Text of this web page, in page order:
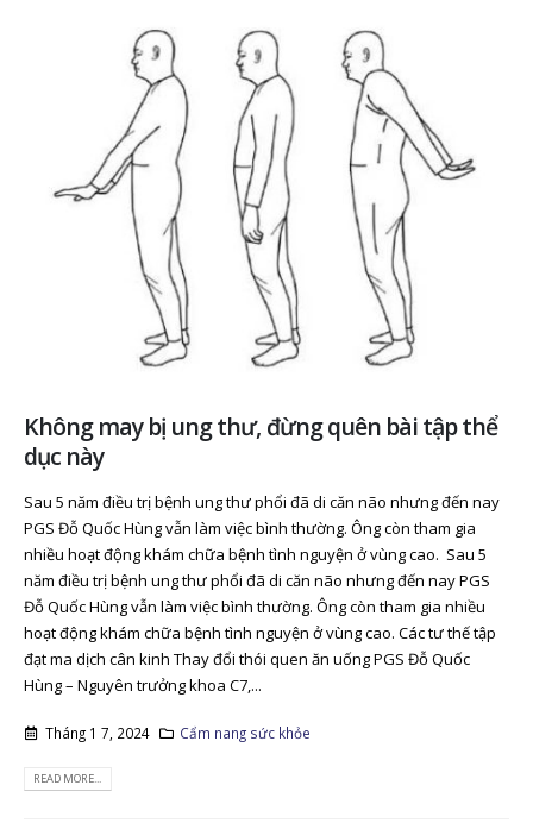
Không may bị ung thư, đừng quên bài tập thể
dục này
Sau 5 năm điều trị bệnh ung thư phổi đã di căn não nhưng đến nay
PGS Đỗ Quốc Hùng vẫn làm việc bình thường. Ông còn tham gia
nhiều hoạt động khám chữa bệnh tình nguyện ở vùng cao. Sau 5
năm điều trị bệnh ung thư phổi đã di căn não nhưng đến nay PGS
Đỗ Quốc Hùng vẫn làm việc bình thường. Ông còn tham gia nhiều
hoạt động khám chữa bệnh tình nguyện ở vùng cao. Các tư thế tập
đạt ma dịch cân kinh Thay đổi thói quen ăn uống PGS Đỗ Quốc
Hùng – Nguyên trưởng khoa C7,...
Tháng 1 7, 2024 Cẩm nang sức khỏe
READ MORE...